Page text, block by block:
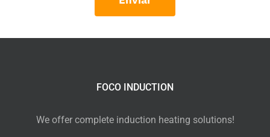
FOCO INDUCTION
We offer complete induction heating solutions!